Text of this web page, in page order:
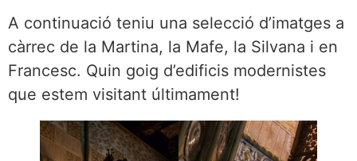
A continuació teniu una selecció d’imatges a
càrrec de la Martina, la Mafe, la Silvana i en
Francesc. Quin goig d’edificis modernistes
que estem visitant últimament!